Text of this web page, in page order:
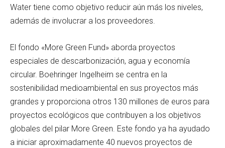
Water tiene como objetivo reducir aún más los niveles,
además de involucrar a los proveedores.
El fondo «More Green Fund» aborda proyectos
especiales de descarbonización, agua y economía
circular. Boehringer Ingelheim se centra en la
sostenibilidad medioambiental en sus proyectos más
grandes y proporciona otros 130 millones de euros para
proyectos ecológicos que contribuyen a los objetivos
globales del pilar More Green. Este fondo ya ha ayudado
a iniciar aproximadamente 40 nuevos proyectos de